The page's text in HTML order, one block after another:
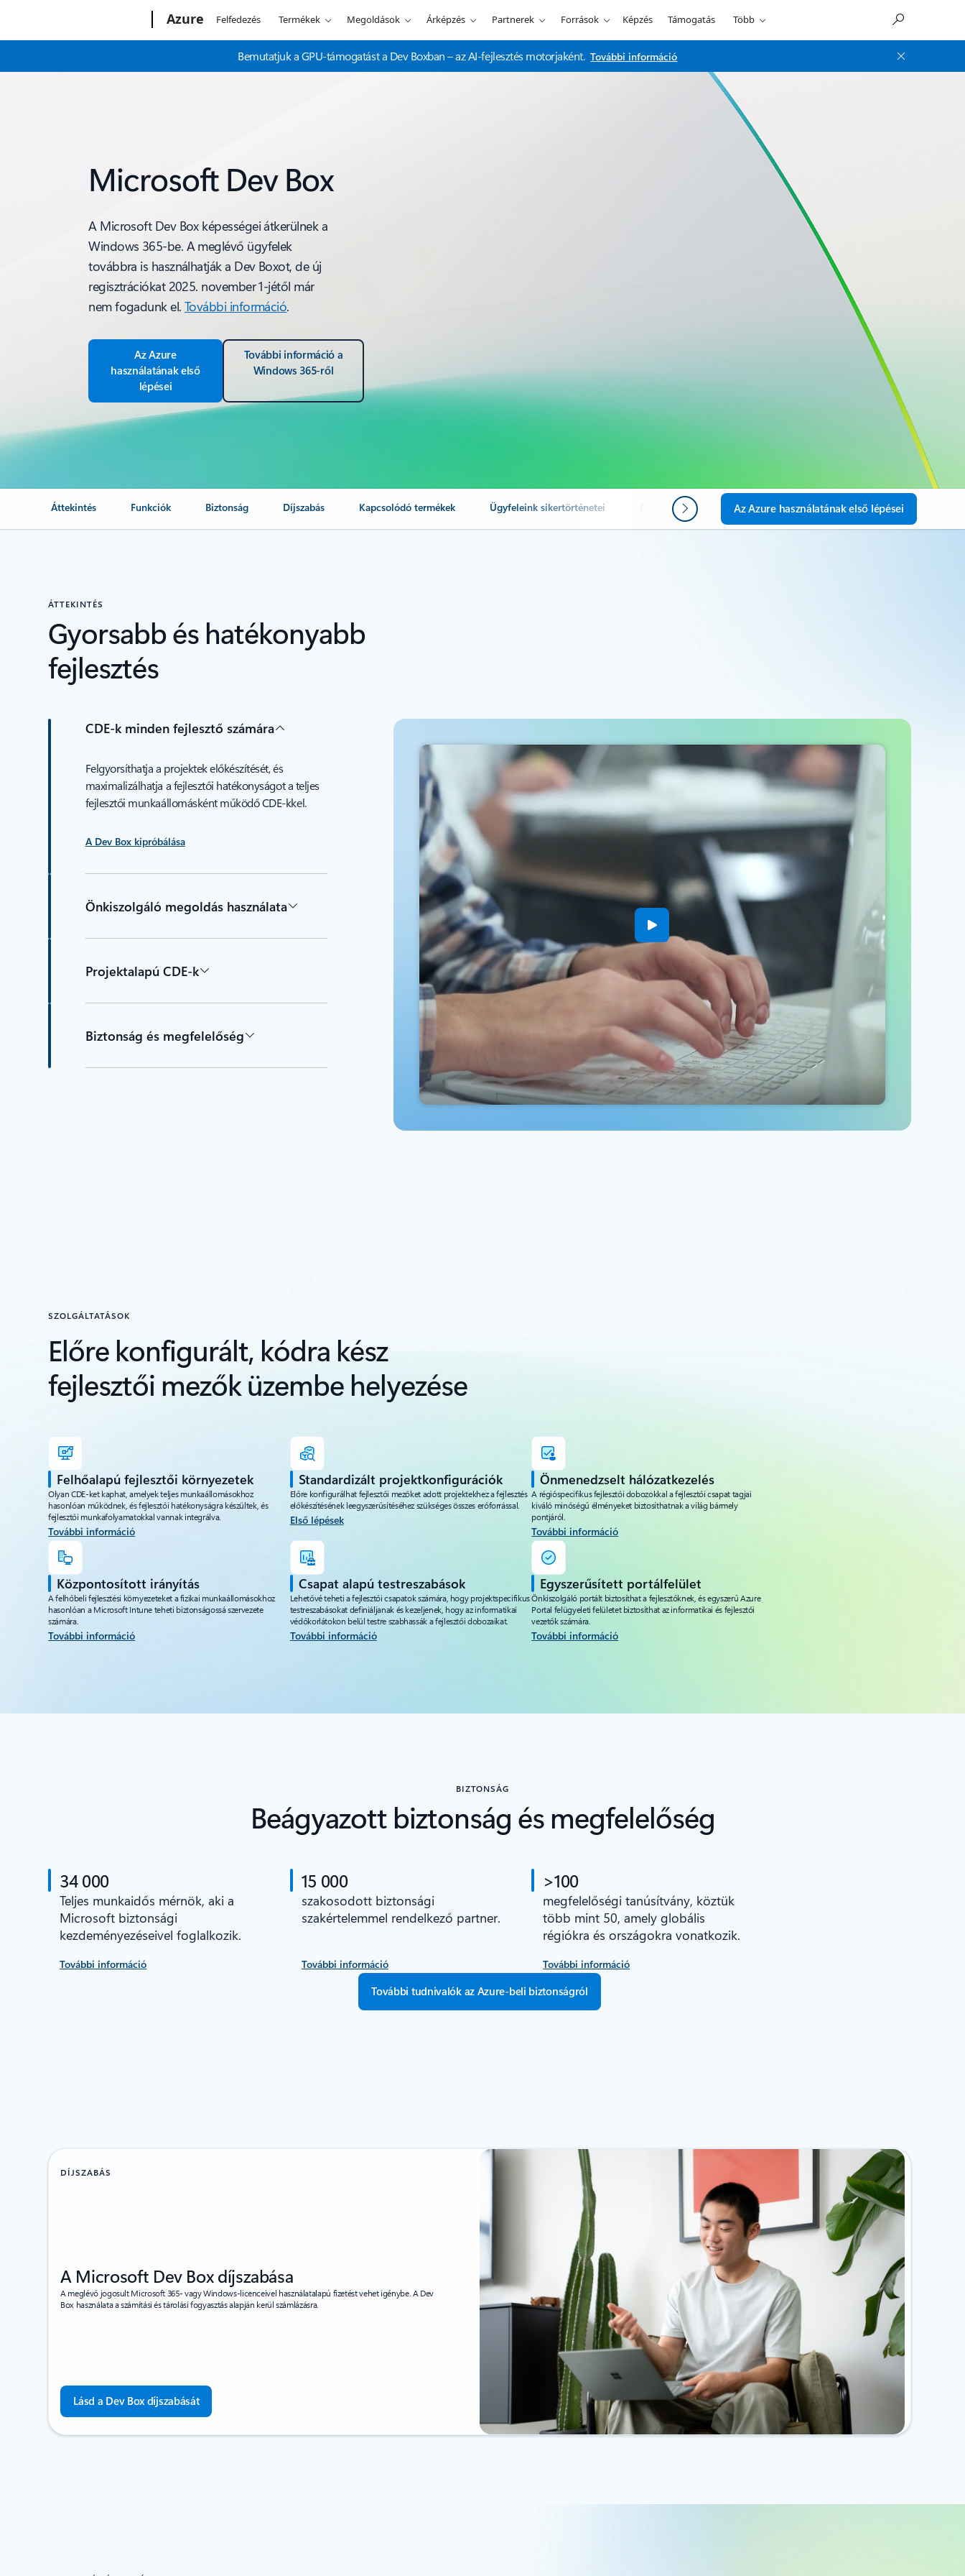
Azure Felfedezés Termékek Megoldások Árképzés Partnerek Források Képzés Támogatás Több
Bemutatjuk a GPU-támogatást a Dev Boxban – az AI-fejlesztés motorjaként. További információ
Microsoft Dev Box
A Microsoft Dev Box képességei átkerülnek a
Windows 365-be. A meglévő ügyfelek
továbbra is használhatják a Dev Boxot, de új
regisztrációkat 2025. november 1-jétől már
nem fogadunk el.További információ.
Az Azure
használatának első
lépései
További információ a
Windows 365-ről
Áttekintés Funkciók Biztonság Díjszabás Kapcsolódó termékek Ügyfeleink sikertörténetei Források GYIK Következő lépések
Az Azure használatának első lépései
ÁTTEKINTÉS
Gyorsabb és hatékonyabb
fejlesztés
CDE-k minden fejlesztő számára
Felgyorsíthatja a projektek előkészítését, és
maximalizálhatja a fejlesztői hatékonyságot a teljes
fejlesztői munkaállomásként működő CDE-kkel.
A Dev Box kipróbálása
Önkiszolgáló megoldás használata
Projektalapú CDE-k
Biztonság és megfelelőség
SZOLGÁLTATÁSOK
Előre konfigurált, kódra kész
fejlesztői mezők üzembe helyezése
Felhőalapú fejlesztői környezetek
Olyan CDE-ket kaphat, amelyek teljes munkaállomásokhoz
hasonlóan működnek, és fejlesztői hatékonyságra készültek, és
fejlesztői munkafolyamatokkal vannak integrálva.
További információ
Standardizált projektkonfigurációk
Előre konfigurálhat fejlesztői mezőket adott projektekhez a fejlesztés
előkészítésének leegyszerűsítéséhez szükséges összes erőforrással.
Első lépések
Önmenedzselt hálózatkezelés
A régióspecifikus fejlesztői dobozokkal a fejlesztői csapat tagjai
kiváló minőségű élményeket biztosíthatnak a világ bármely
pontjáról.
További információ
Központosított irányítás
A felhőbeli fejlesztési környezeteket a fizikai munkaállomásokhoz
hasonlóan a Microsoft Intune teheti biztonságossá szervezete
számára.
További információ
Csapat alapú testreszabások
Lehetővé teheti a fejlesztői csapatok számára, hogy projektspecifikus
testreszabásokat definiáljanak és kezeljenek, hogy az informatikai
védőkorlátokon belül testre szabhassák a fejlesztői dobozaikat.
További információ
Egyszerűsített portálfelület
Önkiszolgáló portált biztosíthat a fejlesztőknek, és egyszerű Azure
Portal felügyeleti felületet biztosíthat az informatikai és fejlesztői
vezetők számára.
További információ
BIZTONSÁG
Beágyazott biztonság és megfelelőség
34 000
Teljes munkaidős mérnök, aki a
Microsoft biztonsági
kezdeményezéseivel foglalkozik.
További információ
15 000
szakosodott biztonsági
szakértelemmel rendelkező partner.
További információ
>100
megfelelőségi tanúsítvány, köztük
több mint 50, amely globális
régiókra és országokra vonatkozik.
További információ
További tudnivalók az Azure-beli biztonságról
DÍJSZABÁS
A Microsoft Dev Box díjszabása
A meglévő jogosult Microsoft 365- vagy Windows-licenceivel használatalapú fizetést vehet igénybe. A Dev
Box használata a számítási és tárolási fogyasztás alapján kerül számlázásra.
Lásd a Dev Box díjszabását